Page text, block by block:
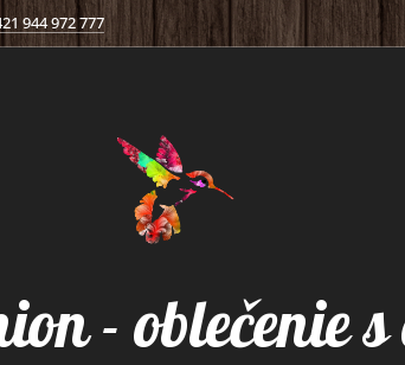
944 972 777
- oblečenie